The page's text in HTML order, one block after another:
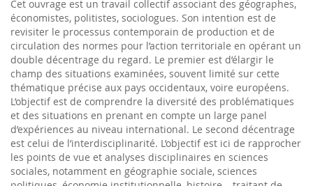
Cet ouvrage est un travail collectif associant des géographes,
économistes, politistes, sociologues. Son intention est de
revisiter le processus contemporain de production et de
circulation des normes pour l’action territoriale en opérant un
double décentrage du regard. Le premier est d’élargir le
champ des situations examinées, souvent limité sur cette
thématique précise aux pays occidentaux, voire européens.
L’objectif est de comprendre la diversité des problématiques
et des situations en prenant en compte un large panel
d’expériences au niveau international. Le second décentrage
est celui de l’interdisciplinarité. L’objectif est ici de rapprocher
les points de vue et analyses disciplinaires en sciences
sociales, notamment en géographie sociale, sciences